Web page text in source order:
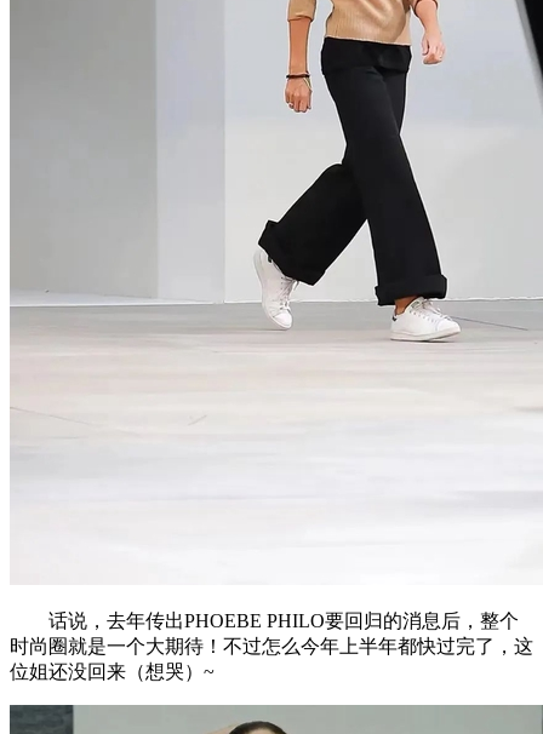
话说，去年传出PHOEBE PHILO要回归的消息后，整个
时尚圈就是一个大期待！不过怎么今年上半年都快过完了，这
位姐还没回来（想哭）~